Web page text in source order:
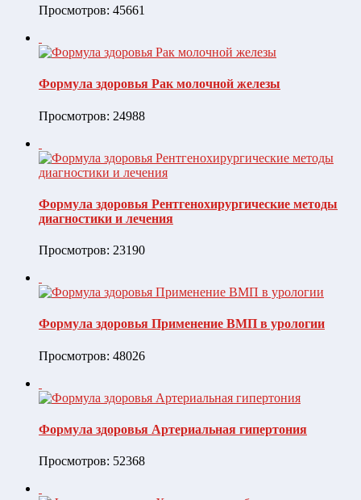
Просмотров: 45661
Формула здоровья Рак молочной железы
Просмотров: 24988
Формула здоровья Рентгенохирургические методы
диагностики и лечения
Просмотров: 23190
Формула здоровья Применение ВМП в урологии
Просмотров: 48026
Формула здоровья Артериальная гипертония
Просмотров: 52368